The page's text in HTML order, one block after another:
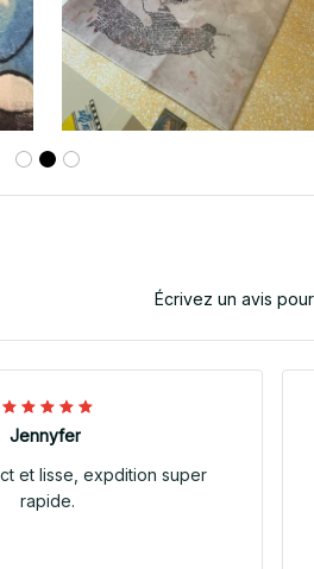
Écrivez un avis
Jennyfer
et lisse, expdition super
rapide.